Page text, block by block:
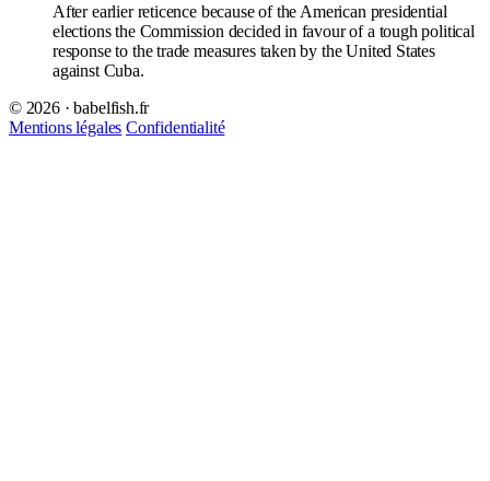
After earlier reticence because of the American presidential
elections the Commission decided in favour of a tough political
response to the trade measures taken by the United States
against Cuba.
© 2026 · babelfish.fr
Mentions légales Confidentialité